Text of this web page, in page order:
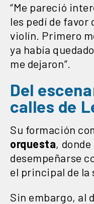
“Me pareció
les pedí de favor
violín. Primero
ya había
me dejaron”.
Del
calles de
Su formación
orquesta,
desempeñarse
el principal de la
Sin embargo, al